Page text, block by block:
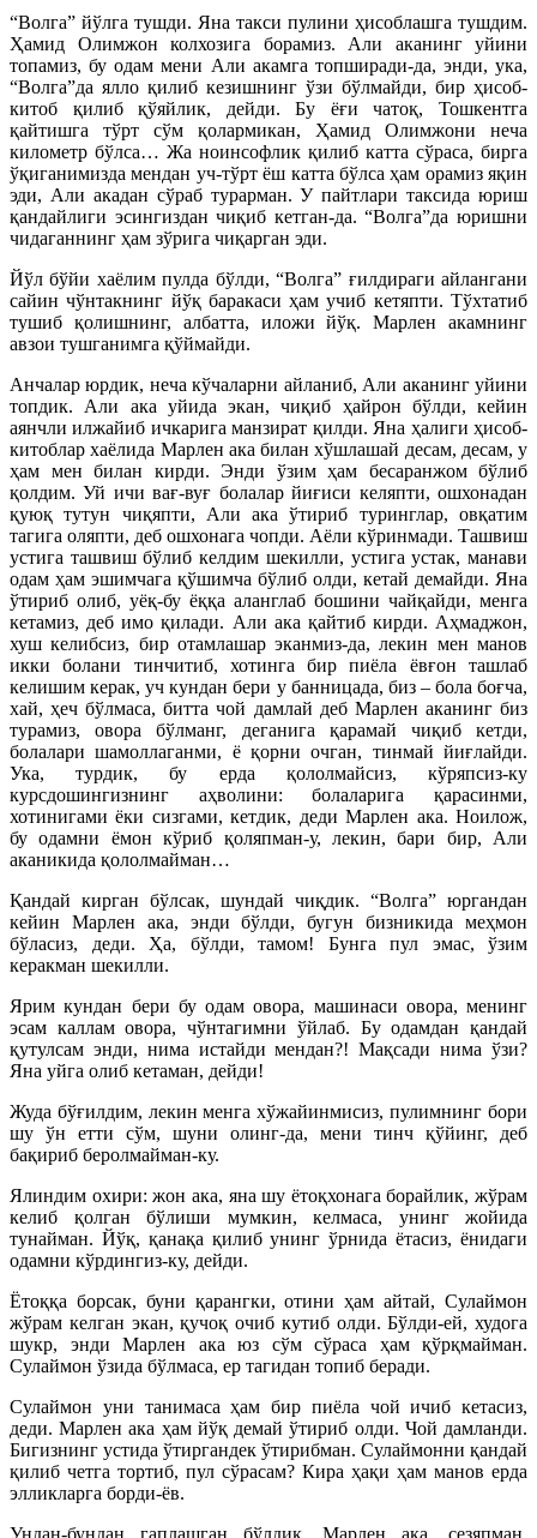
“Волга” йўлга тушди. Яна такси пулини ҳисоблашга тушдим.
Ҳамид Олимжон колхозига борамиз. Али аканинг уйини
топамиз, бу одам мени Али акамга топширади-да, энди, ука,
“Волга”да ялло қилиб кезишнинг ўзи бўлмайди, бир ҳисоб-
китоб қилиб қўяйлик, дейди. Бу ёғи чатоқ, Тошкентга
қайтишга тўрт сўм қолармикан, Ҳамид Олимжони неча
километр бўлса… Жа ноинсофлик қилиб катта сўраса, бирга
ўқиганимизда мендан уч-тўрт ёш катта бўлса ҳам орамиз яқин
эди, Али акадан сўраб турарман. У пайтлари таксида юриш
қандайлиги эсингиздан чиқиб кетган-да. “Волга”да юришни
чидаганнинг ҳам зўрига чиқарган эди.
Йўл бўйи хаёлим пулда бўлди, “Волга” ғилдираги айлангани
сайин чўнтакнинг йўқ баракаси ҳам учиб кетяпти. Тўхтатиб
тушиб қолишнинг, албатта, иложи йўқ. Марлен акамнинг
авзои тушганимга қўймайди.
Анчалар юрдик, неча кўчаларни айланиб, Али аканинг уйини
топдик. Али ака уйида экан, чиқиб ҳайрон бўлди, кейин
аянчли илжайиб ичкарига манзират қилди. Яна ҳалиги ҳисоб-
китоблар хаёлида Марлен ака билан хўшлашай десам, десам, у
ҳам мен билан кирди. Энди ўзим ҳам бесаранжом бўлиб
қолдим. Уй ичи вағ-вуғ болалар йиғиси келяпти, ошхонадан
қуюқ тутун чиқяпти, Али ака ўтириб туринглар, овқатим
тагига оляпти, деб ошхонага чопди. Аёли кўринмади. Ташвиш
устига ташвиш бўлиб келдим шекилли, устига устак, манави
одам ҳам эшимчага қўшимча бўлиб олди, кетай демайди. Яна
ўтириб олиб, уёқ-бу ёққа аланглаб бошини чайқайди, менга
кетамиз, деб имо қилади. Али ака қайтиб кирди. Аҳмаджон,
хуш келибсиз, бир отамлашар эканмиз-да, лекин мен манов
икки болани тинчитиб, хотинга бир пиёла ёвғон ташлаб
келишим керак, уч кундан бери у банницада, биз – бола боғча,
хай, ҳеч бўлмаса, битта чой дамлай деб Марлен аканинг биз
турамиз, овора бўлманг, деганига қарамай чиқиб кетди,
болалари шамоллаганми, ё қорни очган, тинмай йиғлайди.
Ука, турдик, бу ерда қололмайсиз, кўряпсиз-ку
курсдошингизнинг аҳволини: болаларига қарасинми,
хотинигами ёки сизгами, кетдик, деди Марлен ака. Ноилож,
бу одамни ёмон кўриб қоляпман-у, лекин, бари бир, Али
аканикида қололмайман…
Қандай кирган бўлсак, шундай чиқдик. “Волга” юргандан
кейин Марлен ака, энди бўлди, бугун бизникида меҳмон
бўласиз, деди. Ҳа, бўлди, тамом! Бунга пул эмас, ўзим
керакман шекилли.
Ярим кундан бери бу одам овора, машинаси овора, менинг
эсам каллам овора, чўнтагимни ўйлаб. Бу одамдан қандай
қутулсам энди, нима истайди мендан?! Мақсади нима ўзи?
Яна уйга олиб кетаман, дейди!
Жуда бўғилдим, лекин менга хўжайинмисиз, пулимнинг бори
шу ўн етти сўм, шуни олинг-да, мени тинч қўйинг, деб
бақириб беролмайман-ку.
Ялиндим охири: жон ака, яна шу ётоқхонага борайлик, жўрам
келиб қолган бўлиши мумкин, келмаса, унинг жойида
тунайман. Йўқ, қанақа қилиб унинг ўрнида ётасиз, ёнидаги
одамни кўрдингиз-ку, дейди.
Ётоққа борсак, буни қарангки, отини ҳам айтай, Сулаймон
жўрам келган экан, қучоқ очиб кутиб олди. Бўлди-ей, худога
шукр, энди Марлен ака юз сўм сўраса ҳам қўрқмайман.
Сулаймон ўзида бўлмаса, ер тагидан топиб беради.
Сулаймон уни танимаса ҳам бир пиёла чой ичиб кетасиз,
деди. Марлен ака ҳам йўқ демай ўтириб олди. Чой дамланди.
Бигизнинг устида ўтиргандек ўтирибман. Сулаймонни қандай
қилиб четга тортиб, пул сўрасам? Кира ҳақи ҳам манов ерда
элликларга борди-ёв.
Ундан-бундан гаплашган бўлдик. Марлен ака, сезяпман,